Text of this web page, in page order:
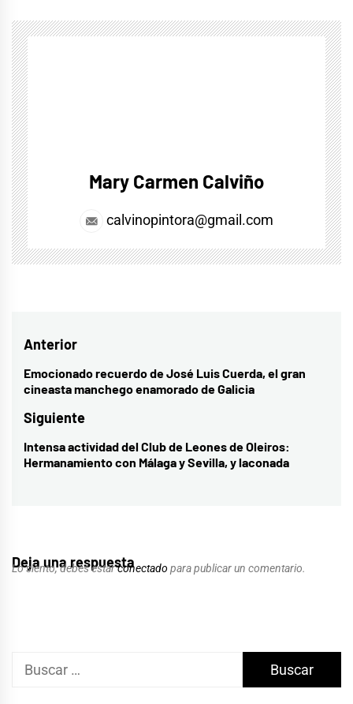
Mary Carmen Calviño
calvinopintora@gmail.com
Navegación
de
Anterior
Entrada
anterior:
Emocionado recuerdo de José Luis Cuerda, el gran
cineasta manchego enamorado de Galicia
Siguiente
Entrada
siguiente:
Intensa actividad del Club de Leones de Oleiros:
Hermanamiento con Málaga y Sevilla, y laconada
Deja una respuesta
Lo siento, debes estarconectado para publicar un comentario.
Buscar: